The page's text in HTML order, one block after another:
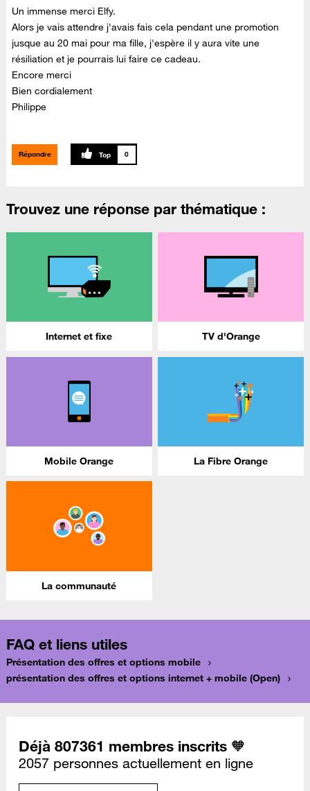
Un immense merci Elfy.
Alors je vais attendre j'avais fais cela pendant une promotion
jusque au 20 mai pour ma fille, j'espère il y aura vite une
résiliation et je pourrais lui faire ce cadeau.
Encore merci
Bien cordialement
Philippe
Répondre 0
Trouvez une réponse par thématique :
Internet et fixe TV d'Orange
Mobile Orange La Fibre Orange
La communauté
FAQ et liens utiles
Présentation des offres et options mobile
présentation des offres et options internet + mobile (Open)
Déjà 807361 membres inscrits 🧡
2057 personnes actuellement en ligne